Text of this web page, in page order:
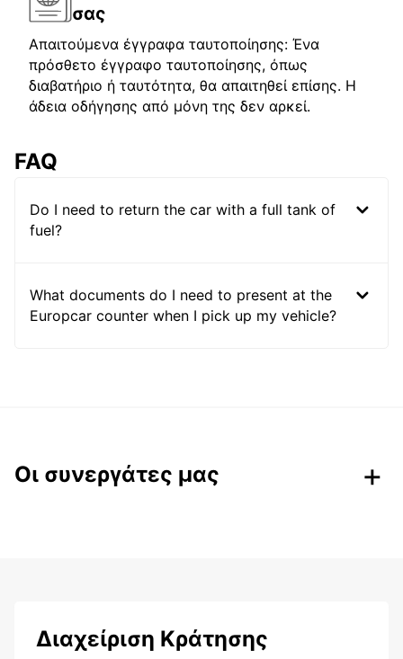
σας
Απαιτούμενα έγγραφα ταυτοποίησης: Ένα
πρόσθετο έγγραφο ταυτοποίησης, όπως
διαβατήριο ή ταυτότητα, θα απαιτηθεί επίσης. Η
άδεια οδήγησης από μόνη της δεν αρκεί.
FAQ
Do I need to return the car with a full tank of
fuel?
What documents do I need to present at the
Europcar counter when I pick up my vehicle?
Οι συνεργάτες μας
Διαχείριση Κράτησης